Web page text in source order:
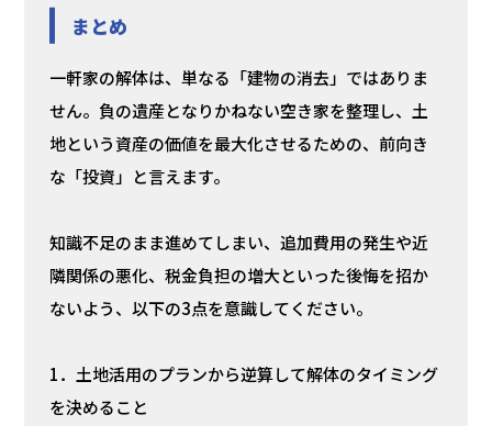
まとめ
一軒家の解体は、単なる「建物の消去」ではありま
せん。負の遺産となりかねない空き家を整理し、土
地という資産の価値を最大化させるための、前向き
な「投資」と言えます。
知識不足のまま進めてしまい、追加費用の発生や近
隣関係の悪化、税金負担の増大といった後悔を招か
ないよう、以下の3点を意識してください。
1．土地活用のプランから逆算して解体のタイミング
を決めること